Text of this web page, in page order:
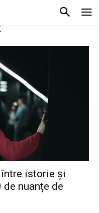
istorie și
nuanțe de